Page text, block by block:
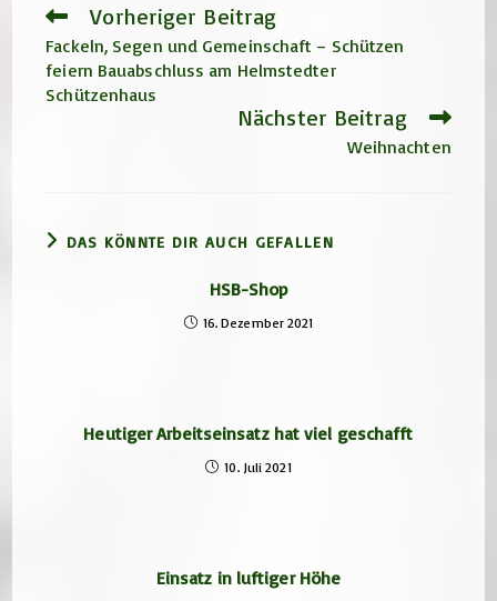
Weitere
Artikel
ansehen
Vorheriger Beitrag
Fackeln, Segen und Gemeinschaft – Schützen
feiern Bauabschluss am Helmstedter
Schützenhaus
Nächster Beitrag
Weihnachten
DAS KÖNNTE DIR AUCH GEFALLEN
HSB-Shop
16. Dezember 2021
Heutiger Arbeitseinsatz hat viel geschafft
10. Juli 2021
Einsatz in luftiger Höhe